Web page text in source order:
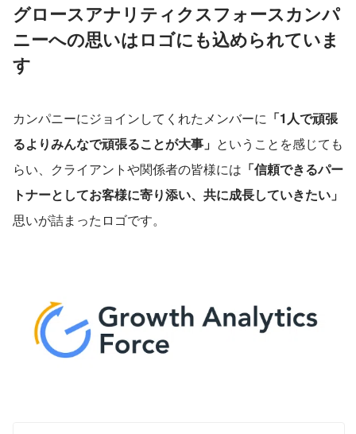
グロースアナリティクスフォースカンパ
ニーへの思いはロゴにも込められていま
す
カンパニーにジョインしてくれたメンバーに 「1人で頑張
るよりみんなで頑張ることが大事」 ということを感じても
らい、クライアントや関係者の皆様には 「信頼できるパー
トナーとしてお客様に寄り添い、共に成長していきたい」
思いが詰まったロゴです。